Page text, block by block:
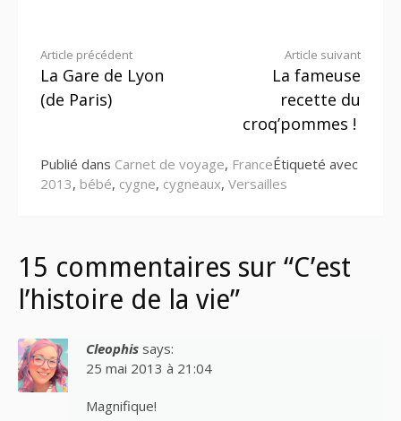
Lire
la
Article précédent
La Gare de Lyon
(de Paris)
Article suivant
La fameuse
recette du
croq’pommes !
Publié dans Carnet de voyage, FranceÉtiqueté avec
2013, bébé, cygne, cygneaux, Versailles
15 commentaires sur “C’est
l’histoire de la vie”
Cleophis says:
25 mai 2013 à 21:04
Magnifique!